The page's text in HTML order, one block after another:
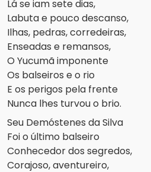
Lá se iam sete dias,
Labuta e pouco descanso,
Ilhas, pedras, corredeiras,
Enseadas e remansos,
O Yucumã imponente
Os balseiros e o rio
E os perigos pela frente
Nunca lhes turvou o brio.
Seu Demóstenes da Silva
Foi o último balseiro
Conhecedor dos segredos,
Corajoso, aventureiro,